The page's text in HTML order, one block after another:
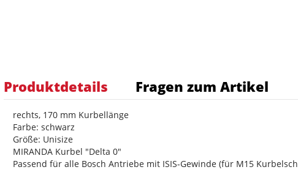
Produktdetails Fragen zum Artikel
rechts, 170 mm Kurbellänge
Farbe: schwarz
Größe: Unisize
MIRANDA Kurbel "Delta 0"
Passend für alle Bosch Antriebe mit ISIS-Gewinde (für M15